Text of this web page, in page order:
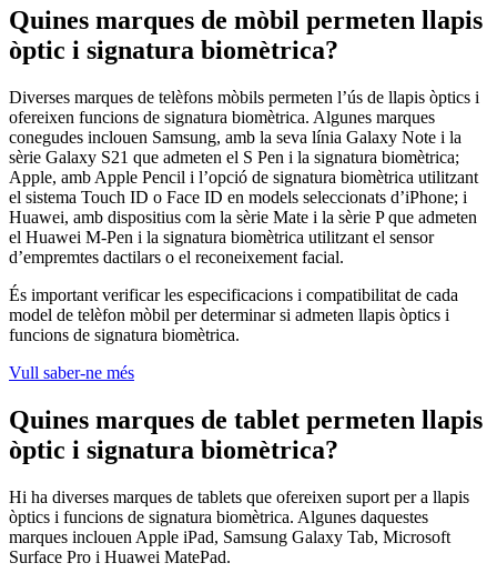
Quines marques de mòbil permeten llapis
òptic i signatura biomètrica?
Diverses marques de telèfons mòbils permeten l’ús de llapis òptics i
ofereixen funcions de signatura biomètrica. Algunes marques
conegudes inclouen Samsung, amb la seva línia Galaxy Note i la
sèrie Galaxy S21 que admeten el S Pen i la signatura biomètrica;
Apple, amb Apple Pencil i l’opció de signatura biomètrica utilitzant
el sistema Touch ID o Face ID en models seleccionats d’iPhone; i
Huawei, amb dispositius com la sèrie Mate i la sèrie P que admeten
el Huawei M-Pen i la signatura biomètrica utilitzant el sensor
d’empremtes dactilars o el reconeixement facial.
És important verificar les especificacions i compatibilitat de cada
model de telèfon mòbil per determinar si admeten llapis òptics i
funcions de signatura biomètrica.
Vull saber-ne més
Quines marques de tablet permeten llapis
òptic i signatura biomètrica?
Hi ha diverses marques de tablets que ofereixen suport per a llapis
òptics i funcions de signatura biomètrica. Algunes daquestes
marques inclouen Apple iPad, Samsung Galaxy Tab, Microsoft
Surface Pro i Huawei MatePad.